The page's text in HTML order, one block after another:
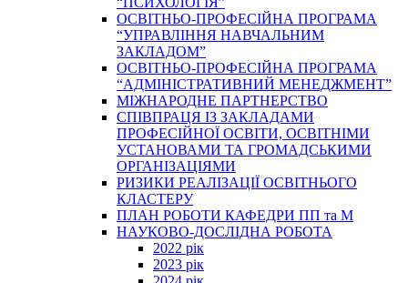
ОСВІТНЬО-ПРОФЕСІЙНА ПРОГРАМА
“УПРАВЛІННЯ НАВЧАЛЬНИМ
ЗАКЛАДОМ”
ОСВІТНЬО-ПРОФЕСІЙНА ПРОГРАМА
“АДМІНІСТРАТИВНИЙ МЕНЕДЖМЕНТ”
МІЖНАРОДНЕ ПАРТНЕРСТВО
СПІВПРАЦЯ ІЗ ЗАКЛАДАМИ
ПРОФЕСІЙНОЇ ОСВІТИ, ОСВІТНІМИ
УСТАНОВАМИ ТА ГРОМАДСЬКИМИ
ОРГАНІЗАЦІЯМИ
РИЗИКИ РЕАЛІЗАЦІЇ ОСВІТНЬОГО
КЛАСТЕРУ
ПЛАН РОБОТИ КАФЕДРИ ПП та М
НАУКОВО-ДОСЛІДНА РОБОТА
2022 рік
2023 рік